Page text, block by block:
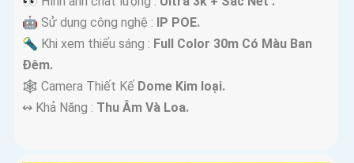
🤖️ Sử dụng công nghệ :
IP POE.
🔦 Khi xem thiếu sáng : Full Color 30m Có Màu Ban
Ðêm.
🕸️ Camera Thiết Kế Dome Kim loại.
️↭ Khả Năng : Thu Âm Và Loa.